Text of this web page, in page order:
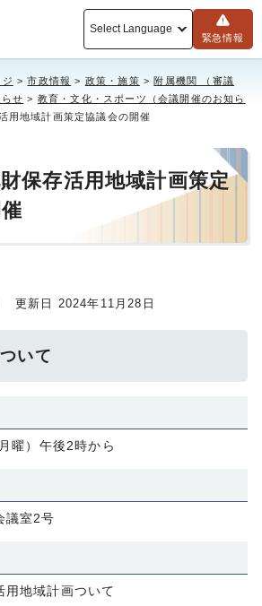
Select Language
緊急情報
ジ >市政情報 > 政策・施策 >附属機関 （審議
せ > 教育・文化・スポーツ（会議開催のお知ら
用地域計画策定協議会の開催
保存活用地域計画策定
更新日 2024年11月28日
いて
曜）午後2時から
議室2号
用地域計画ついて